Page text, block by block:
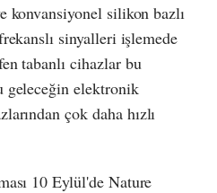
konvansiyonel silikon bazlı
sinyalleri işlemede
tabanlı cihazlar bu
geleceğin elektronik
çok daha hızlı
10 Eylül'de Nature